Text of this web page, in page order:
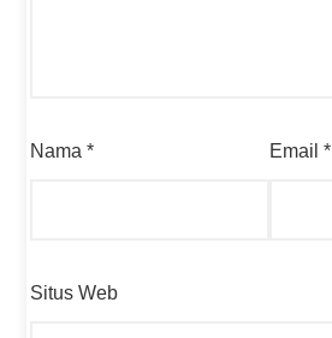
Nama * Email *
Situs Web